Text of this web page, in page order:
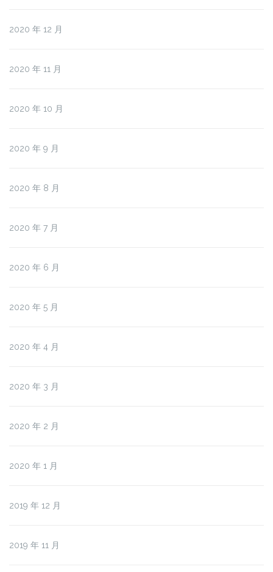
2020 年 12 月
2020 年 11 月
2020 年 10 月
2020 年 9 月
2020 年 8 月
2020 年 7 月
2020 年 6 月
2020 年 5 月
2020 年 4 月
2020 年 3 月
2020 年 2 月
2020 年 1 月
2019 年 12 月
2019 年 11 月